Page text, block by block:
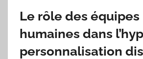
Le rôle des équipes
humaines dans
personnalisation